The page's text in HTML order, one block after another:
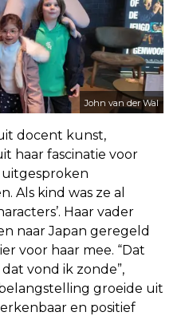
John van der Wal
docent kunst,
haar fascinatie voor
Als kind was ze al
Haar vader
naar Japan geregeld
voor haar mee. “Dat
vond ik zonde”,
groeide uit
en positief